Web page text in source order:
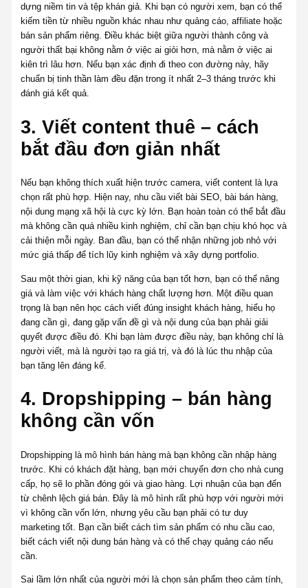
dựng niềm tin và tệp khán giả. Khi bạn có người xem, bạn có thể
kiếm tiền từ nhiều nguồn khác nhau như quảng cáo, affiliate hoặc
bán sản phẩm riêng. Điều khác biệt giữa người thành công và
người thất bại không nằm ở việc ai giỏi hơn, mà nằm ở việc ai
kiên trì lâu hơn. Nếu bạn xác định đi theo con đường này, hãy
chuẩn bị tinh thần làm đều đặn trong ít nhất 2–3 tháng trước khi
đánh giá kết quả.
3. Viết content thuê – cách
bắt đầu đơn giản nhất
Nếu bạn không thích xuất hiện trước camera, viết content là lựa
chọn rất phù hợp. Hiện nay, nhu cầu viết bài SEO, bài bán hàng,
nội dung mạng xã hội là cực kỳ lớn. Bạn hoàn toàn có thể bắt đầu
mà không cần quá nhiều kinh nghiệm, chỉ cần bạn chịu khó học và
cải thiện mỗi ngày. Ban đầu, bạn có thể nhận những job nhỏ với
mức giá thấp để tích lũy kinh nghiệm và xây dựng portfolio.
Sau một thời gian, khi kỹ năng của bạn tốt hơn, bạn có thể nâng
giá và làm việc với khách hàng chất lượng hơn. Một điều quan
trọng là bạn nên học cách viết đúng insight khách hàng, hiểu họ
đang cần gì, đang gặp vấn đề gì và nội dung của bạn phải giải
quyết được điều đó. Khi bạn làm được điều này, bạn không chỉ là
người viết, mà là người tạo ra giá trị, và đó là lúc thu nhập của
bạn tăng lên đáng kể.
4. Dropshipping – bán hàng
không cần vốn
Dropshipping là mô hình bán hàng mà bạn không cần nhập hàng
trước. Khi có khách đặt hàng, bạn mới chuyển đơn cho nhà cung
cấp, họ sẽ lo phần đóng gói và giao hàng. Lợi nhuận của bạn đến
từ chênh lệch giá bán. Đây là mô hình rất phù hợp với người mới
vì không cần vốn lớn, nhưng yêu cầu bạn phải có tư duy
marketing tốt. Bạn cần biết cách tìm sản phẩm có nhu cầu cao,
biết cách viết nội dung bán hàng và có thể chạy quảng cáo nếu
cần.
Sai lầm lớn nhất của người mới là chọn sản phẩm theo cảm tính,